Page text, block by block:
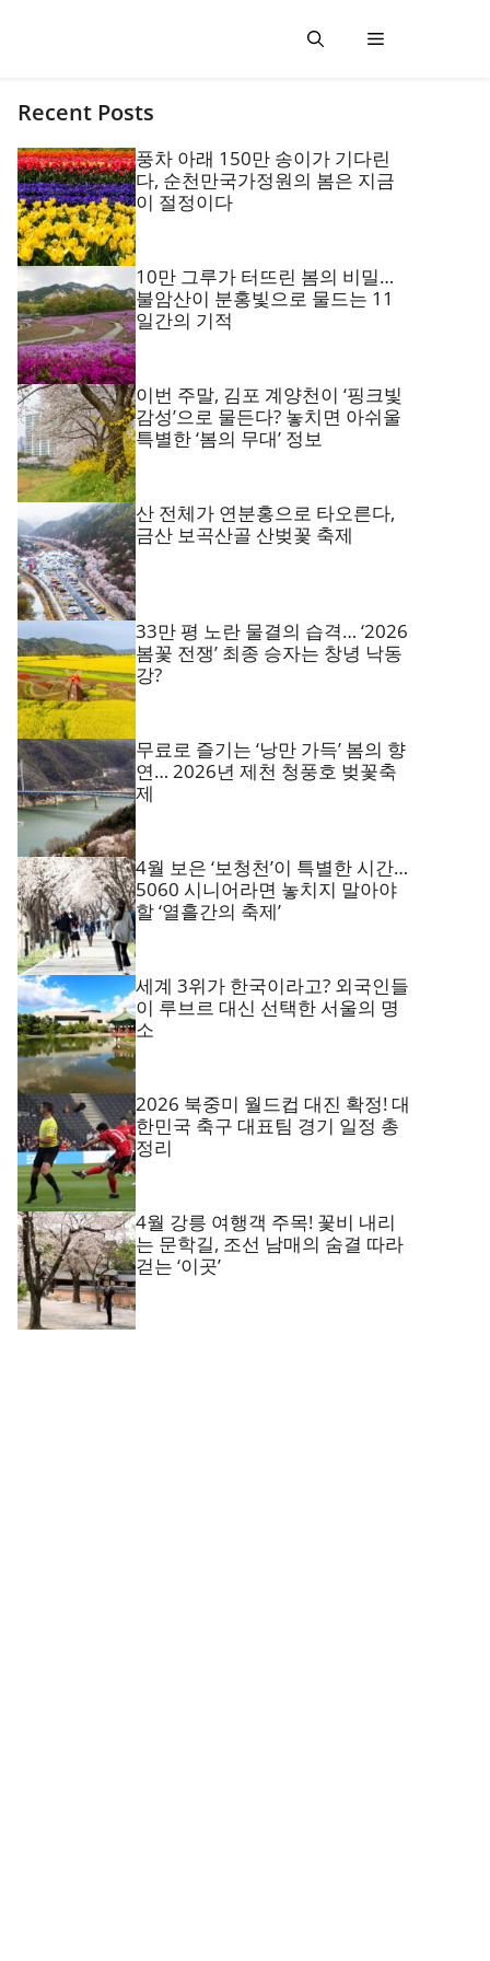
Recent Posts
풍차 아래 150만 송이가 기다린
다, 순천만국가정원의 봄은 지금
이 절정이다
10만 그루가 터뜨린 봄의 비밀…
불암산이 분홍빛으로 물드는 11
일간의 기적
이번 주말, 김포 계양천이 ‘핑크빛
감성’으로 물든다? 놓치면 아쉬울
특별한 ‘봄의 무대’ 정보
산 전체가 연분홍으로 타오른다,
금산 보곡산골 산벚꽃 축제
33만 평 노란 물결의 습격… ‘2026
봄꽃 전쟁’ 최종 승자는 창녕 낙동
강?
무료로 즐기는 ‘낭만 가득’ 봄의 향
연… 2026년 제천 청풍호 벚꽃축
제
4월 보은 ‘보청천’이 특별한 시간…
5060 시니어라면 놓치지 말아야
할 ‘열흘간의 축제’
세계 3위가 한국이라고? 외국인들
이 루브르 대신 선택한 서울의 명
소
2026 북중미 월드컵 대진 확정! 대
한민국 축구 대표팀 경기 일정 총
정리
4월 강릉 여행객 주목! 꽃비 내리
는 문학길, 조선 남매의 숨결 따라
걷는 ‘이곳’